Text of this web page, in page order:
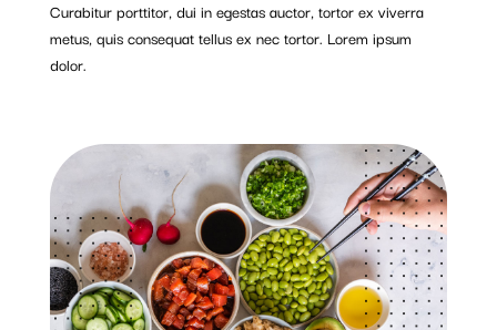
Curabitur porttitor, dui in egestas auctor, tortor ex viverra
metus, quis consequat tellus ex nec tortor. Lorem ipsum
dolor.